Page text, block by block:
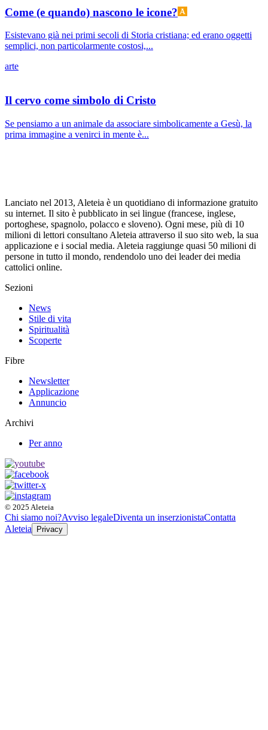
Come (e quando) nascono le icone?
Esistevano già nei primi secoli di Storia cristiana; ed erano oggetti
semplici, non particolarmente costosi,...
arte
Il cervo come simbolo di Cristo
Se pensiamo a un animale da associare simbolicamente a Gesù, la
prima immagine a venirci in mente è...
Lanciato nel 2013, Aleteia è un quotidiano di informazione gratuito
su internet. Il sito è pubblicato in sei lingue (francese, inglese,
portoghese, spagnolo, polacco e sloveno). Ogni mese, più di 10
milioni di lettori consultano Aleteia attraverso il suo sito web, la sua
applicazione e i social media. Aleteia raggiunge quasi 50 milioni di
persone in tutto il mondo, rendendolo uno dei leader dei media
cattolici online.
Sezioni
News
Stile di vita
Spiritualità
Scoperte
Fibre
Newsletter
Applicazione
Annuncio
Archivi
Per anno
© 2025 Aleteia
Chi siamo noi?Avviso legaleDiventa un inserzionistaContatta
Aleteia
Privacy